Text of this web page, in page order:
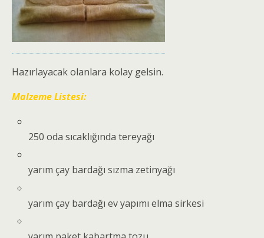
Hazırlayacak olanlara kolay gelsin.
Malzeme Listesi:
250 oda sıcaklığında tereyağı
yarım çay bardağı sızma zetinyağı
yarım çay bardağı ev yapımı elma sirkesi